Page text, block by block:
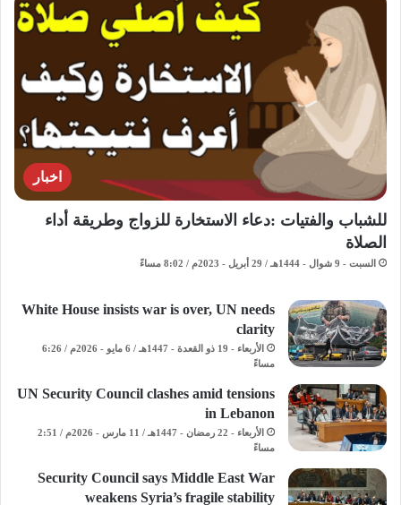
اخبار
للشباب والفتيات :دعاء الاستخارة للزواج وطريقة أداء
الصلاة
السبت - 9 شوال - 1444هـ / 29 أبريل - 2023م / 8:02 مساءً
White House insists war is over, UN needs
clarity
الأربعاء - 19 ذو القعدة - 1447هـ / 6 مايو - 2026م / 6:26
مساءً
UN Security Council clashes amid tensions
in Lebanon
الأربعاء - 22 رمضان - 1447هـ / 11 مارس - 2026م / 2:51
مساءً
Security Council says Middle East War
weakens Syria’s fragile stability